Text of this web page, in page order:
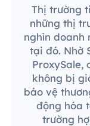
Thị trường
những thị
nghìn doanh
tại đó. Nhờ
ProxySale,
không bị
bảo vệ
động hóa
trường